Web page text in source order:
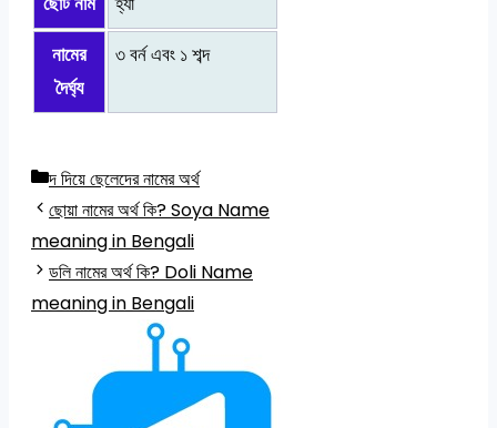
ছোট নাম হ্যাঁ
নামের
দৈর্ঘ্য
৩ বর্ন এবং ১ শব্দ
Categories
দ দিয়ে ছেলেদের নামের অর্থ
ছোয়া নামের অর্থ কি? Soya Name
meaning in Bengali
ডলি নামের অর্থ কি? Doli Name
meaning in Bengali